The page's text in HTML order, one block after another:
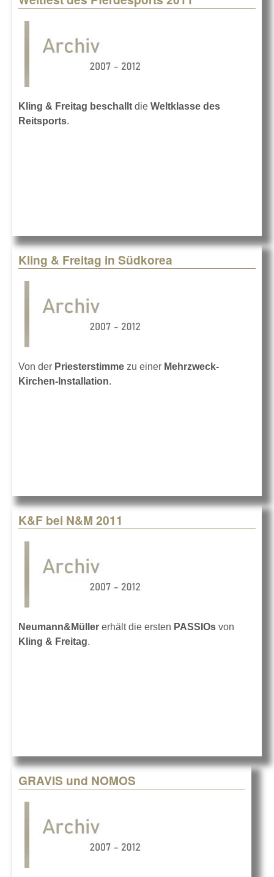
Kling & Freitag beschallt die Weltklasse des
Reitsports.
Kling & Freitag in Südkorea
Von der Priesterstimme zu einer Mehrzweck-
Kirchen-Installation.
K&F bei N&M 2011
Neumann&Müller erhält die ersten PASSIOs von
Kling & Freitag.
GRAVIS und NOMOS